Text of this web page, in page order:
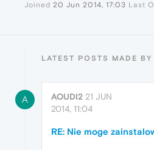
Joined 20 Jun 2014, 17:03 Last
LATEST POSTS MADE
A AOUDI2 21 JUN
2014, 11:04
RE: Nie moge